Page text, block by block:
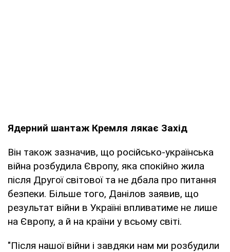
Ядерний шантаж Кремля лякає Захід
Він також зазначив, що російсько-українська
війна розбудила Європу, яка спокійно жила
після Другої світової та не дбала про питання
безпеки. Більше того, Данілов заявив, що
результат війни в Україні впливатиме не лише
на Європу, а й на країни у всьому світі.
"Після нашої війни і завдяки нам ми розбудили